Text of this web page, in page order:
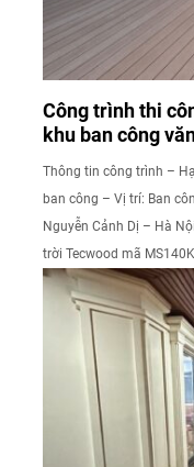
Công trình thi
khu ban công
Thông tin công trình –
ban công – Vị trí: Ban
Nguyễn Cảnh Dị – Hà
trời Tecwood mã